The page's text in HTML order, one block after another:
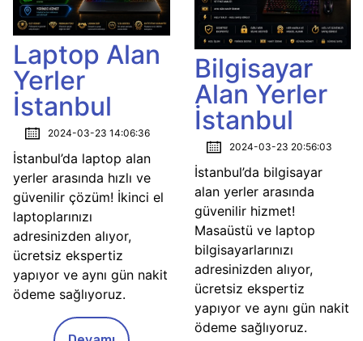
Laptop Alan
Yerler
İstanbul
2024-03-23 14:06:36
İstanbul’da laptop alan
yerler arasında hızlı ve
güvenilir çözüm! İkinci el
laptoplarınızı
adresinizden alıyor,
ücretsiz ekspertiz
yapıyor ve aynı gün nakit
ödeme sağlıyoruz.
Bilgisayar
Alan Yerler
İstanbul
2024-03-23 20:56:03
İstanbul’da bilgisayar
alan yerler arasında
güvenilir hizmet!
Masaüstü ve laptop
bilgisayarlarınızı
adresinizden alıyor,
ücretsiz ekspertiz
yapıyor ve aynı gün nakit
ödeme sağlıyoruz.